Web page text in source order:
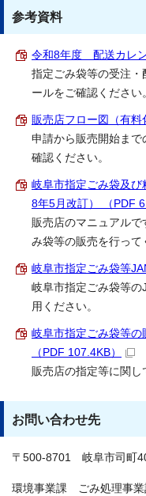
参考資料
令和8年度 配送カレン
指定ごみ袋等の受注・
ールをご確認ください
販売店フロー図（有料
申請から販売開始ま
確認ください。
岐阜市指定ごみ袋及
8年5月改訂） （PDF
販売店のマニュアル
み袋等の販売を行って
岐阜市指定ごみ袋等
岐阜市指定ごみ袋等の
用ください。
岐阜市指定ごみ袋等の
（PDF 107.4KB）
販売店の指定等に関し
お問い合わせ先
〒500-8701 岐阜市司町
環境事業課 ごみ処理事業